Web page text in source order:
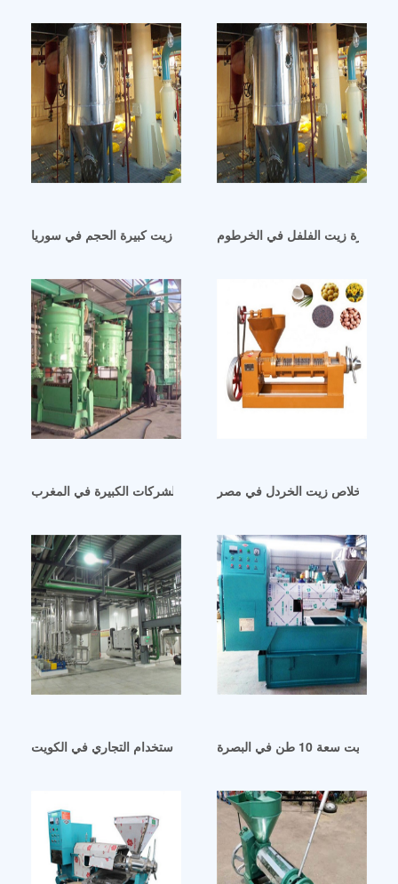
آلة عصر زيت كبيرة الحجم في سوريامعصرة زيت الفلفل في الخرطوم
آلة طرد الزيت للشركات الكبيرة في المغرباستخلاص زيت الخردل في مصر
ماكينة طرد الزيت للاستخدام التجاري في الكويت سعة 10 طن في البصرة